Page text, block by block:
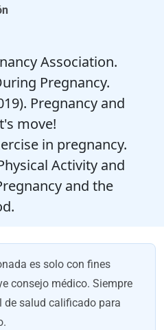
Association.
Pregnancy.
Pregnancy and
move!
in pregnancy.
Activity and
and the
es solo con fines
consejo médico. Siempre
salud calificado para